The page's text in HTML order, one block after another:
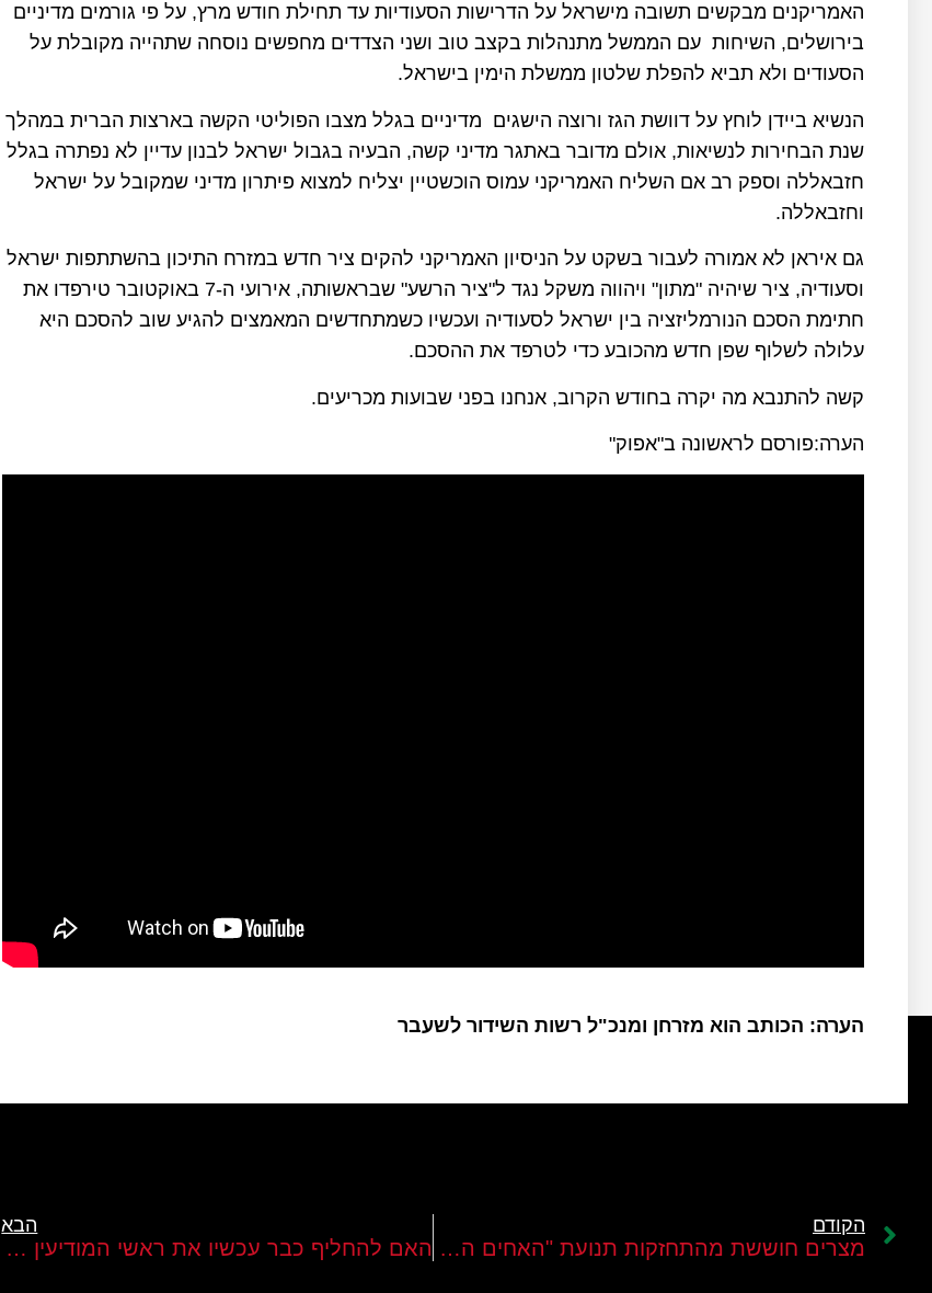
האמריקנים מבקשים תשובה מישראל על הדרישות הסעודיות עד תחילת חודש מרץ, על פי גורמים מדיניים
בירושלים, השיחות עם הממשל מתנהלות בקצב טוב ושני הצדדים מחפשים נוסחה שתהייה מקובלת על
הסעודים ולא תביא להפלת שלטון ממשלת הימין בישראל.
הנשיא ביידן לוחץ על דוושת הגז ורוצה הישגים מדיניים בגלל מצבו הפוליטי הקשה בארצות הברית במהלך
שנת הבחירות לנשיאות, אולם מדובר באתגר מדיני קשה, הבעיה בגבול ישראל לבנון עדיין לא נפתרה בגלל
חזבאללה וספק רב אם השליח האמריקני עמוס הוכשטיין יצליח למצוא פיתרון מדיני שמקובל על ישראל
וחזבאללה.
גם איראן לא אמורה לעבור בשקט על הניסיון האמריקני להקים ציר חדש במזרח התיכון בהשתתפות ישראל
וסעודיה, ציר שיהיה "מתון" ויהווה משקל נגד ל"ציר הרשע" שבראשותה, אירועי ה-7 באוקטובר טירפדו את
חתימת הסכם הנורמליזציה בין ישראל לסעודיה ועכשיו כשמתחדשים המאמצים להגיע שוב להסכם היא
עלולה לשלוף שפן חדש מהכובע כדי לטרפד את ההסכם.
קשה להתנבא מה יקרה בחודש הקרוב, אנחנו בפני שבועות מכריעים.
הערה:פורסם לראשונה ב"אפוק"
הערה: הכותב הוא מזרחן ומנכ"ל רשות השידור לשעבר
הקודם
מצרים חוששת מהתחזקות תנועת "האחים המוסלמים" במדינה
הבא
האם להחליף כבר עכשיו את ראשי המודיעין הישראלי?